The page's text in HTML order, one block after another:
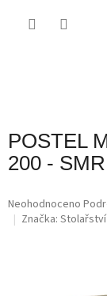
POSTEL
200 -
Průměrné
hodnocení
Neohodnoceno
Značka: